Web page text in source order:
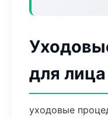
для
уходовые